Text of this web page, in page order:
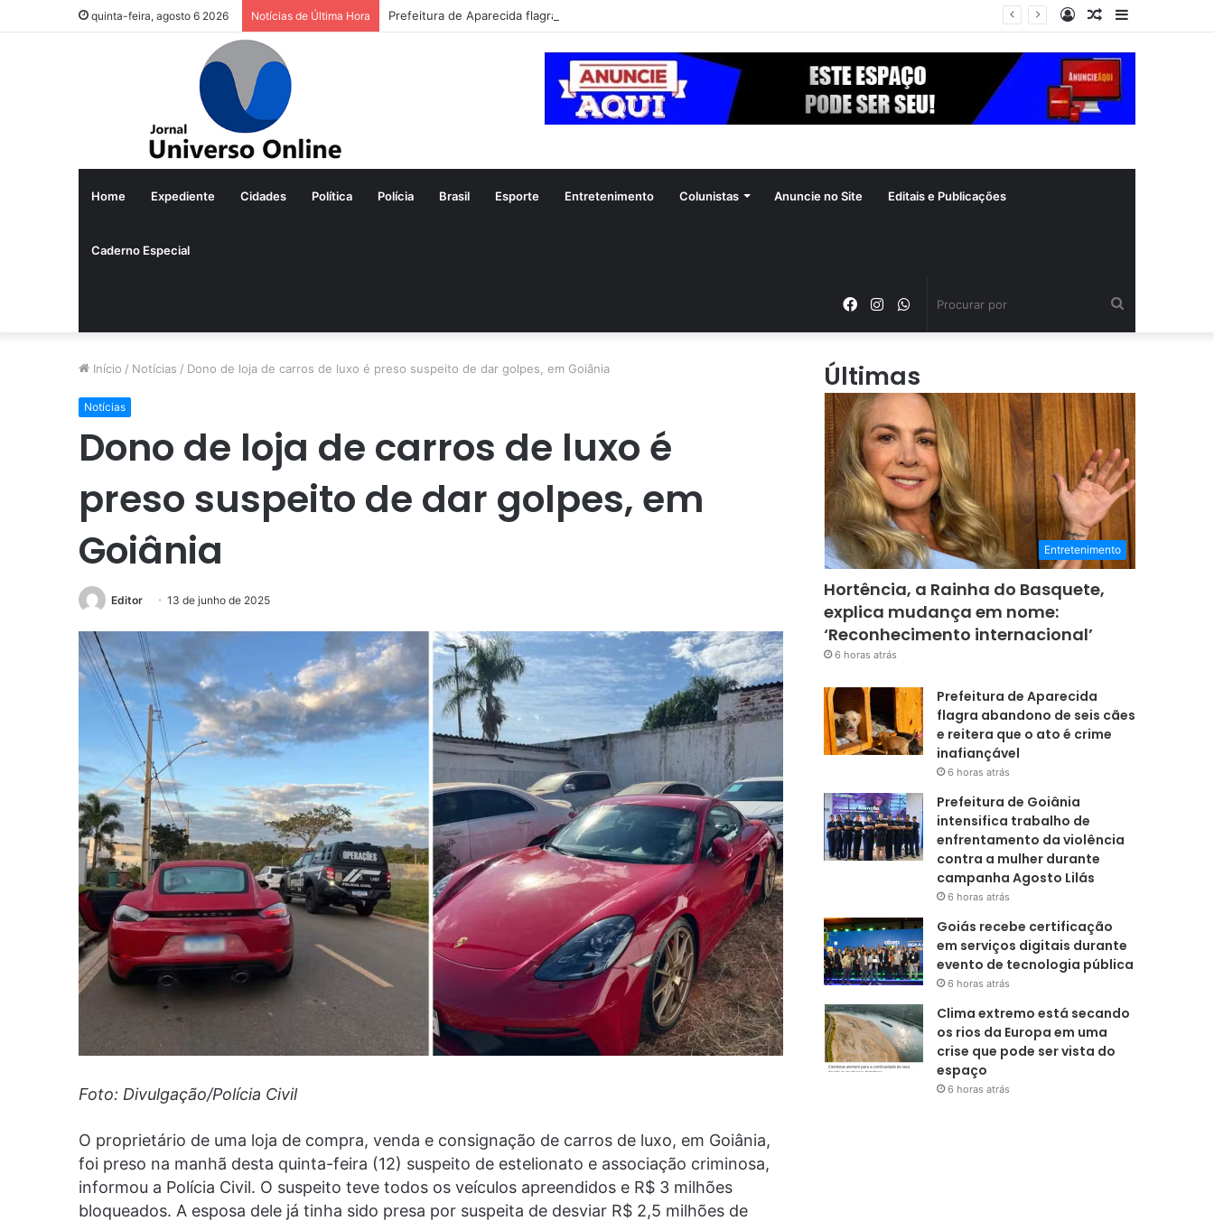
quinta-feira, agosto 6 2026 Notícias de Última Hora Prefeitura de Aparecida flagra abandono de seis cães e reitera que o ato é crime inafiançável
Barra
Artigo
Entrar
Home Expediente Cidades Política Polícia Brasil Esporte Entretenimento Colunistas Anuncie no Site Editais e Publicações
Caderno Especial
WhatsApp
Instagram
Facebook
Início / Notícias / Dono de loja de carros de luxo é preso suspeito de dar golpes, em Goiânia
Notícias
Dono de loja de carros de luxo é
preso suspeito de dar golpes, em
Goiânia
Editor 13 de junho de 2025
Foto: Divulgação/Polícia Civil
O proprietário de uma loja de compra, venda e consignação de carros de luxo, em Goiânia,
foi preso na manhã desta quinta-feira (12) suspeito de estelionato e associação criminosa,
informou a Polícia Civil. O suspeito teve todos os veículos apreendidos e R$ 3 milhões
bloqueados. A esposa dele já tinha sido presa por suspeita de desviar R$ 2,5 milhões de
Últimas
Entretenimento
Hortência, a Rainha do Basquete,
explica mudança em nome:
‘Reconhecimento internacional’
6 horas atrás
Prefeitura de Aparecida
flagra abandono de seis cães
e reitera que o ato é crime
inafiançável
6 horas atrás
Prefeitura de Goiânia
intensifica trabalho de
enfrentamento da violência
contra a mulher durante
campanha Agosto Lilás
6 horas atrás
Goiás recebe certificação
em serviços digitais durante
evento de tecnologia pública
6 horas atrás
Clima extremo está secando
os rios da Europa em uma
crise que pode ser vista do
espaço
6 horas atrás